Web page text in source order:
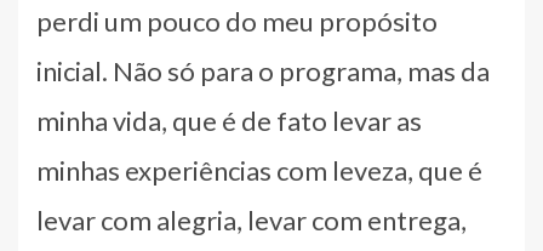
perdi um pouco do meu propósito
inicial. Não só para o programa, mas da
minha vida, que é de fato levar as
minhas experiências com leveza, que é
levar com alegria, levar com entrega,